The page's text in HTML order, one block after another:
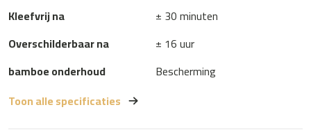
Kleefvrij na
± 30 minuten
Overschilderbaar na
± 16 uur
bamboe onderhoud
Bescherming
Toon alle specificaties